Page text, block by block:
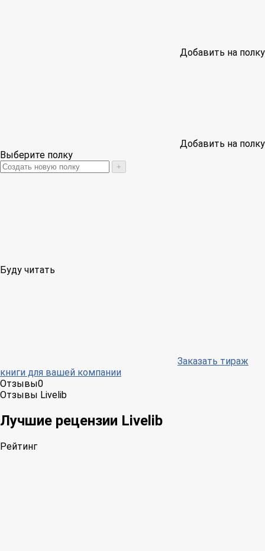
Добавить на полку
Добавить на полку
Выберите полку
+
Буду читать
Заказать тираж
книги для вашей компании
Отзывы0
Отзывы Livelib
Лучшие рецензии Livelib
Рейтинг